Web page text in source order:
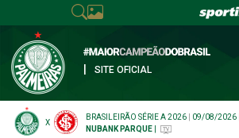
SITE OFICIAL
X
BRASILEIRÃO SÉRIE A 2026 09/08/2026
NUBANK PARQUE